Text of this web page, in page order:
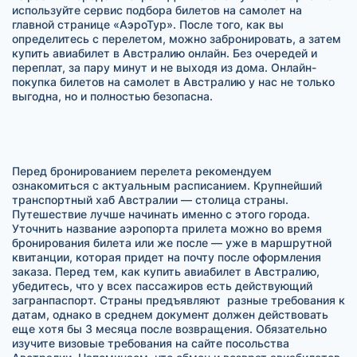
используйте сервис подбора билетов на самолет на
главной странице «АэроТур». После того, как вы
определитесь с перелетом, можно забронировать, а затем
купить авиабилет в Австралию онлайн. Без очередей и
переплат, за пару минут и не выходя из дома. Онлайн-
покупка билетов на самолет в Австралию у нас не только
выгодна, но и полностью безопасна.
Перед бронированием перелета рекомендуем
ознакомиться с актуальным расписанием. Крупнейший
транспортный хаб Австралии — столица страны.
Путешествие лучше начинать именно с этого города.
Уточнить название аэропорта прилета можно во время
бронирования билета или же после — уже в маршрутной
квитанции, которая придет на почту после оформления
заказа. Перед тем, как купить авиабилет в Австралию,
убедитесь, что у всех пассажиров есть действующий
загранпаспорт. Страны предъявляют разные требования к
датам, однако в среднем документ должен действовать
еще хотя бы 3 месяца после возвращения. Обязательно
изучите визовые требования на сайте посольства